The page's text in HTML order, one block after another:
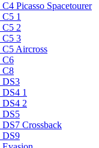
Picasso Spacetourer
1
2
C5 3
Aircross
C6
C8
DS3
1
2
DS5
Crossback
DS9